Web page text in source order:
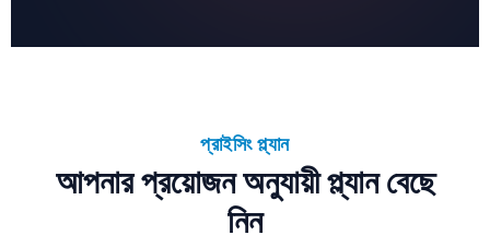
প্রাইসিং প্ল্যান
আপনার প্রয়োজন অনুযায়ী প্ল্যান বেছে
নিন